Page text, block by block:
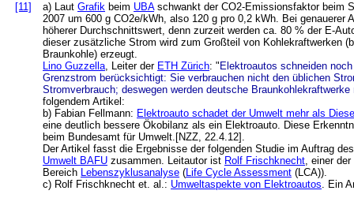
[11]
a) Laut Grafik beim UBAschwankt der CO2-Emissionsfaktor beim
2007 um 600 g CO2e/kWh, also 120 g pro 0,2 kWh. Bei genauerer
höherer Durchschnittswert, denn zurzeit werden ca. 80 % der E-
dieser zusätzliche Strom wird zum Großteil von Kohlekraftwerken
Braunkohle) erzeugt.
Lino Guzzella, Leiter der ETH Zürich: " Elektroautos schneiden
Grenzstrom berücksichtigt: Sie verbrauchen nicht den üblichen
Stromverbrauch; deswegen werden deutsche
folgendem Artikel:
b) Fabian Fellmann: Elektroauto schadet der Umwelt mehr als
eine deutlich bessere Ökobilanz als ein Elektroauto. Diese
beim Bundesamt für Umwelt.[NZZ, 22.4.12].
Der Artikel fasst die Ergebnisse der folgenden Studie im Auftrag
Umwelt BAFU zusammen. Leitautor ist Rolf Frischknecht, einer
Bereich Lebenszyklusanalyse (Life Cycle Assessment (LCA)).
c) Rolf Frischknecht et. al.: Umweltaspekte von Elektroautos. Ein